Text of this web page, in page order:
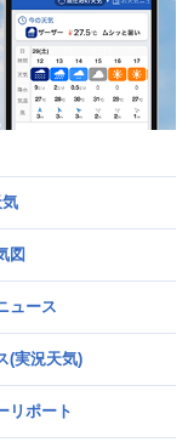
図
ュース
(実況天気)
リポート